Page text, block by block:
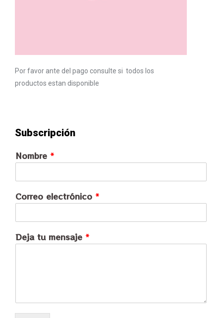
Por favor ante del pago consulte si todos los
productos estan disponible
Subscripción
Nombre *
Correo electrónico *
Deja tu mensaje *